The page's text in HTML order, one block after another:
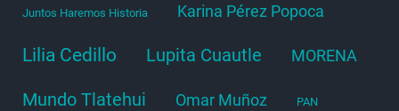
Juntos Haremos Historia Karina Pérez Popoca
Lilia Cedillo Lupita Cuautle MORENA
Mundo Tlatehui Omar Muñoz PAN